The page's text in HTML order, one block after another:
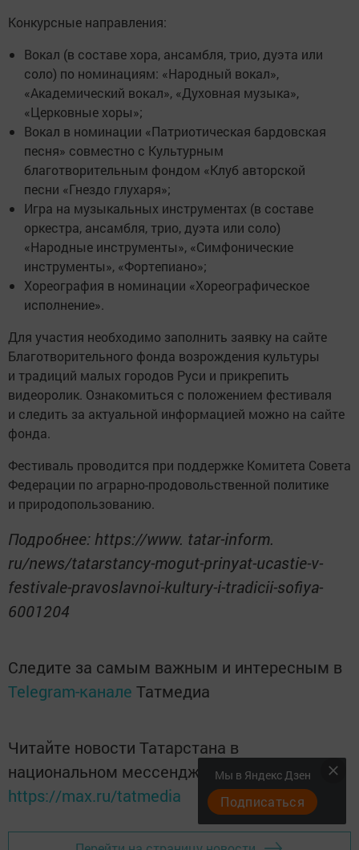
Конкурсные направления:
Вокал (в составе хора, ансамбля, трио, дуэта или
соло) по номинациям: «Народный вокал»,
«Академический вокал», «Духовная музыка»,
«Церковные хоры»;
Вокал в номинации «Патриотическая бардовская
песня» совместно с Культурным
благотворительным фондом «Клуб авторской
песни «Гнездо глухаря»;
Игра на музыкальных инструментах (в составе
оркестра, ансамбля, трио, дуэта или соло)
«Народные инструменты», «Симфонические
инструменты», «Фортепиано»;
Хореография в номинации «Хореографическое
исполнение».
Для участия необходимо заполнить заявку на сайте
Благотворительного фонда возрождения культуры
и традиций малых городов Руси и прикрепить
видеоролик. Ознакомиться с положением фестиваля
и следить за актуальной информацией можно на сайте
фонда.
Фестиваль проводится при поддержке Комитета Совета
Федерации по аграрно-продовольственной политике
и природопользованию.
Подробнее: https://www. tatar-inform.
ru/news/tatarstancy-mogut-prinyat-ucastie-v-
festivale-pravoslavnoi-kultury-i-tradicii-sofiya-
6001204
Следите за самым важным и интересным в
Telegram-канале Татмедиа
Читайте новости Татарстана в
национальном мессенджере MАХ:
https://max.ru/tatmedia
Мы в Яндекс Дзен
Подписаться